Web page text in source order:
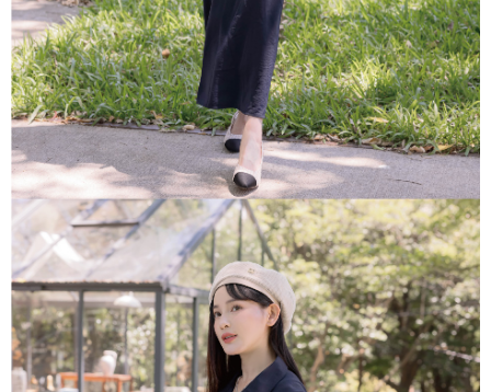
【注意事項】
１．透過由恩沛科技股份有限公司提供之「AFTEE先享後付」服務完成之交
易，需依本服務之必要範圍內提供個人資料，並將交易相關給付款項請求債
權轉讓予恩沛科技股份有限公司。
２．關於個人資料處理事宜，請瀏覽以下網址：
https://aftee.tw/terms/#terms3
３．未成年的使用者請事先徵得法定代理人或監護人之同意方可使用
「AFTEE先享後付」，若未經同意申辦者引起之損失，本公司不負相關責
任。
４．使用「AFTEE先享後付」時，將依據個別帳號之用戶狀況，依本公司即
時審查核予不同之上限額度；若仍有額度不足之情形，本公司將視審查結果
請求用戶進行身份認證。
５．嚴禁一人註冊多個帳號或使用他人資訊註冊。若發現惡意使用之情形，
恩沛科技股份有限公司將有權停止該用戶之使用額度並採取法律行動。
付款後門市自取
每筆NT$80，滿NT$1,500(含以上)免運費
國家/地區配送 查看運費